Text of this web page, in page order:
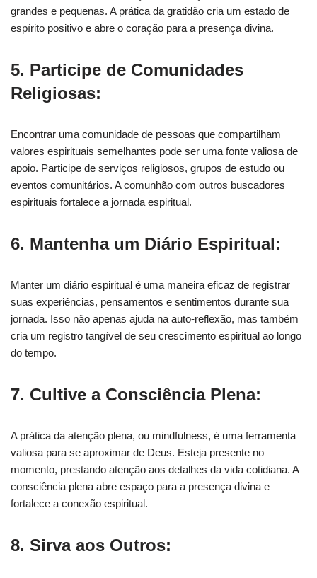
grandes e pequenas. A prática da gratidão cria um estado de
espírito positivo e abre o coração para a presença divina.
5. Participe de Comunidades
Religiosas:
Encontrar uma comunidade de pessoas que compartilham
valores espirituais semelhantes pode ser uma fonte valiosa de
apoio. Participe de serviços religiosos, grupos de estudo ou
eventos comunitários. A comunhão com outros buscadores
espirituais fortalece a jornada espiritual.
6. Mantenha um Diário Espiritual:
Manter um diário espiritual é uma maneira eficaz de registrar
suas experiências, pensamentos e sentimentos durante sua
jornada. Isso não apenas ajuda na auto-reflexão, mas também
cria um registro tangível de seu crescimento espiritual ao longo
do tempo.
7. Cultive a Consciência Plena:
A prática da atenção plena, ou mindfulness, é uma ferramenta
valiosa para se aproximar de Deus. Esteja presente no
momento, prestando atenção aos detalhes da vida cotidiana. A
consciência plena abre espaço para a presença divina e
fortalece a conexão espiritual.
8. Sirva aos Outros: